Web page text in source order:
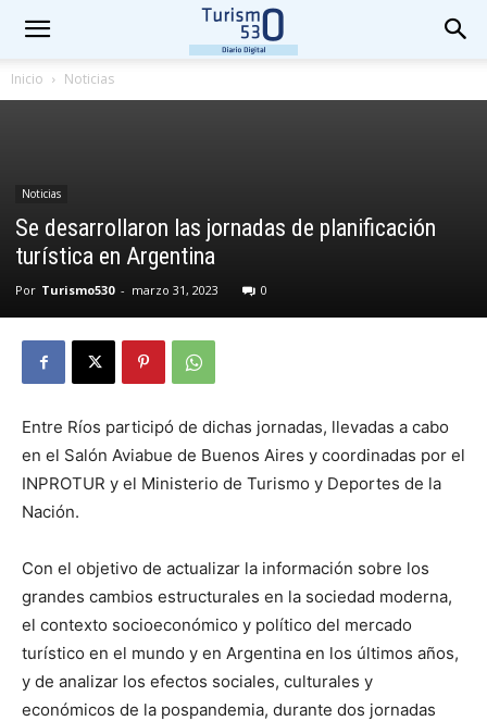
Inicio Noticias
Noticias
Se desarrollaron las jornadas de planificación
turística en Argentina
Por Turismo530 - marzo 31, 2023 0
Entre Ríos participó de dichas jornadas, llevadas a cabo
en el Salón Aviabue de Buenos Aires y coordinadas por el
INPROTUR y el Ministerio de Turismo y Deportes de la
Nación.
Con el objetivo de actualizar la información sobre los
grandes cambios estructurales en la sociedad moderna,
el contexto socioeconómico y político del mercado
turístico en el mundo y en Argentina en los últimos años,
y de analizar los efectos sociales, culturales y
económicos de la pospandemia, durante dos jornadas